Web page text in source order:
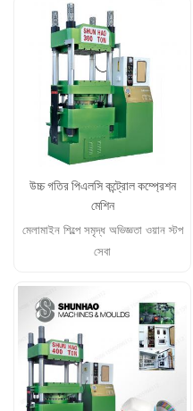
উচ্চ গতির পিএলসি কন্ট্রোল কম্প্রেশন
মেশিন
মেলামাইন শিল্পে সমৃদ্ধ অভিজ্ঞতা ওয়ান স্টপ
সেবা